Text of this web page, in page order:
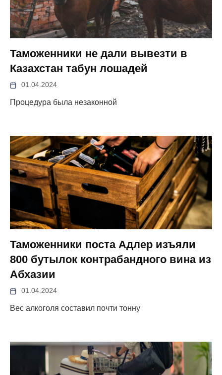
Таможенники не дали вывезти в
Казахстан табун лошадей
01.04.2024
Процедура была незаконной
Таможенники поста Адлер изъяли
800 бутылок контрабандного вина из
Абхазии
01.04.2024
Вес алкоголя составил почти тонну